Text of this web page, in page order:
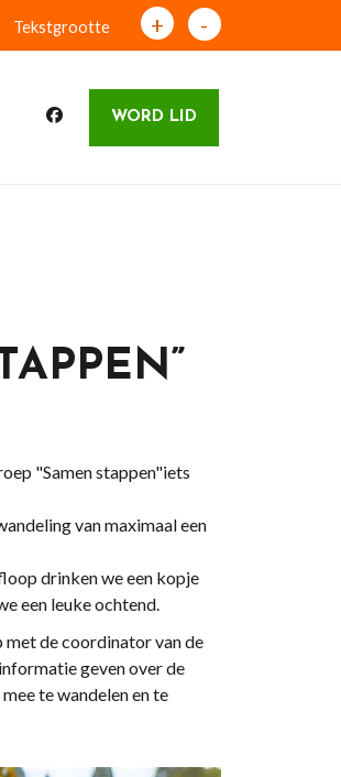
Tekstgrootte + -
WORD LID
"Samen stappen"iets
van maximaal een
drinken we een kopje
een leuke ochtend.
met de coordinator van de
geven over de
te wandelen en te